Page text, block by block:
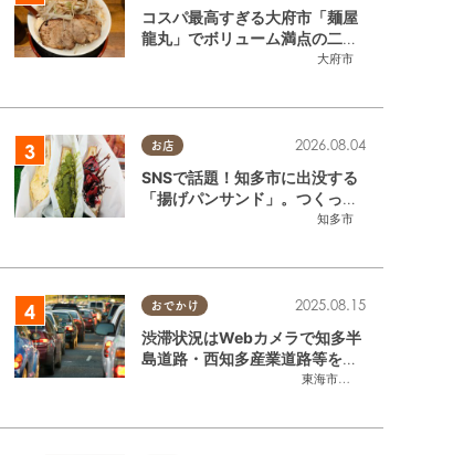
大府市
コスパ最高すぎる大府市「麺屋
龍丸」でボリューム満点の二郎
系ラーメンを堪能してきた
お店
知多市
2026.08.04
SNSで話題！知多市に出没する
「揚げパンサンド」。つくって
いるのはお祭りお兄さん!?【ち
おでかけ
東海市
,大府市
2025.08.15
渋滞状況はWebカメラで知多半
島道路・西知多産業道路等をチ